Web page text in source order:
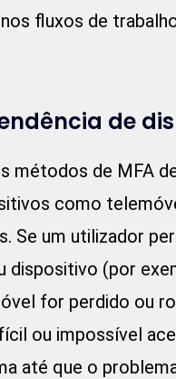
fluxos de
de
métodos de MFA
como
Se um utilizador
dispositivo (por
for perdido ou
ou impossível
até que o